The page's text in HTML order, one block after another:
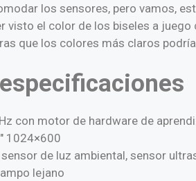
los sensores, pero vamos,
visto el color de los biseles a juego
que los colores más claros
con motor de hardware de
1024×600
sensor de luz ambiental, sensor
lejano